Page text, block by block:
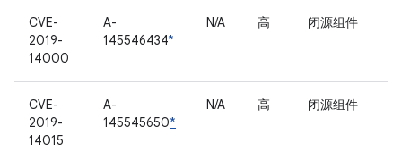
CVE-
2019-
14000
A-
145546434*
N/A 高 闭源组件
CVE-
2019-
14015
A-
145545650*
N/A 高 闭源组件